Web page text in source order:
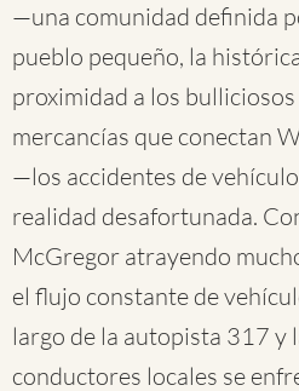
—una comunidad definida
pueblo pequeño, la
proximidad a los
mercancías que conectan
—los accidentes de
realidad desafortunada.
McGregor atrayendo
el flujo constante de
largo de la autopista 317 y
conductores locales se